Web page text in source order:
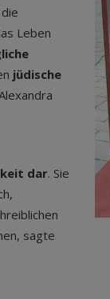
Leben
jüdische
dar. Sie
sagte